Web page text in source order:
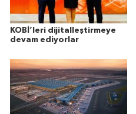
KOBİ’leri dijitalleştirmeye
devam ediyorlar